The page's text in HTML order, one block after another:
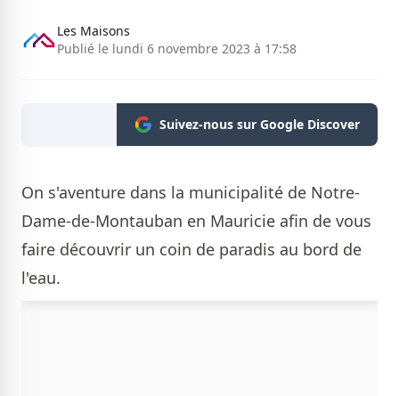
Les Maisons
Publié le lundi 6 novembre 2023 à 17:58
Suivez-nous sur Google Discover
On s'aventure dans la municipalité de Notre-
Dame-de-Montauban en Mauricie afin de vous
faire découvrir un coin de paradis au bord de
l'eau.